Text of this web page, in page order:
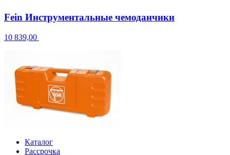
Fein Инструментальные чемоданчики
10 839,00
Каталог
Рассрочка